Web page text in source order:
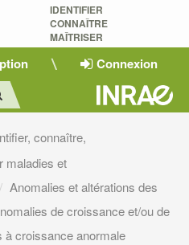
IDENTIFIER
CONNAÎTRE
MAÎTRISER
Connexion
connaître,
maladies et
Anomalies et altérations des
de croissance et/ou de
à croissance anormale